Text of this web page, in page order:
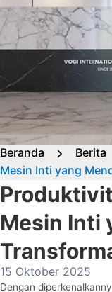
Beranda Berita
Mesin Inti yang
Mesin Inti
15 Oktober 2025
Dengan